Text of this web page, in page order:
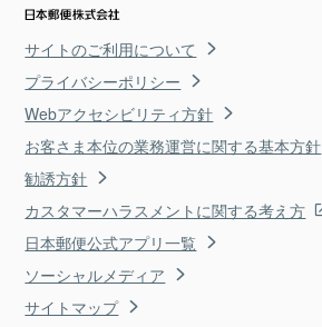
サイトのご利用について
プライバシーポリシー
Webアクセシビリティ方針
お客さま本位の業務運営に関する基本方針
勧誘方針
カスタマーハラスメントに関する考え方
日本郵便公式アプリ一覧
ソーシャルメディア
サイトマップ